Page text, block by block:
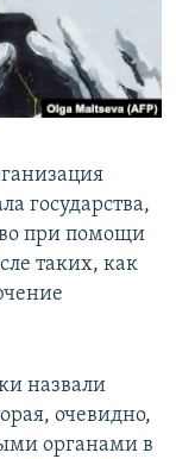
государства,
при помощи
таких, как
назвали
очевидно,
органами в